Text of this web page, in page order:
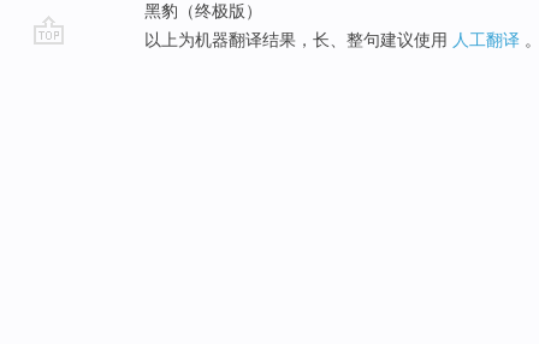
黑豹（终极版）
以上为机器翻译结果，长、整句建议使用 人工翻译